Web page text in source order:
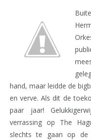
hand, maar leidde de
en verve. Als dit de
paar jaar!
verrassing op The
slechts te gaan op de